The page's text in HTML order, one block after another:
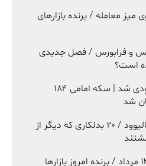
میز معامله / برنده بازارهای
و فرابورس / فصل جدیدی
است؟
بازار طلا دوباره صعودی شد | سکه امامی ۱۸۴
از ارشا اقدسی تا هالیوود / ۲۰ بدلکاری که دیگر از
نبض بازارها امروز ۱۲ مرداد / برنده امروز بازارها